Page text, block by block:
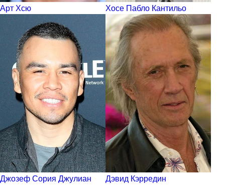
Арт Хсю Хосе Пабло Кантильо
Джозеф Сория Джулиан Дэвид Кэрредин